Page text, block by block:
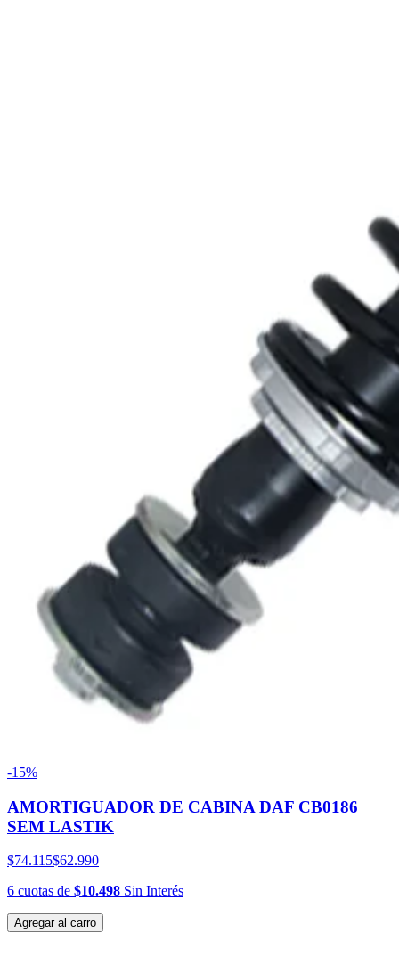
-15%
AMORTIGUADOR DE CABINA DAF CB0186
SEM LASTIK
$74.115$62.990
6 cuotas de $10.498 Sin Interés
Agregar al carro